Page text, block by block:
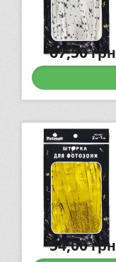
67,50грн
54,00грн